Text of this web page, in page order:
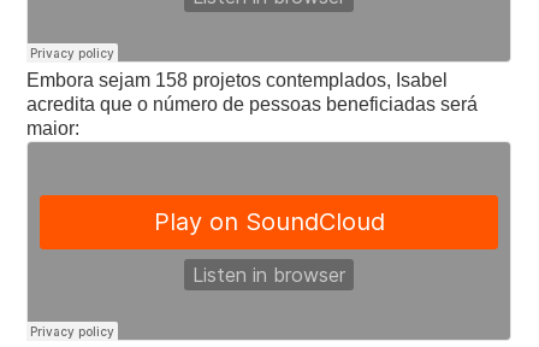
Embora sejam 158 projetos contemplados, Isabel
acredita que o número de pessoas beneficiadas será
maior: